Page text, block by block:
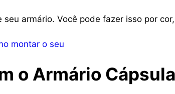
seu armário. Você pode fazer isso por
montar o seu
o Armário